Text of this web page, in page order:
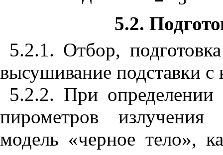
5.2.
5.2.1 . Отбор,
высушивание подставки
5.2.2. При определении
пирометров излучения
модель «черное тело»,